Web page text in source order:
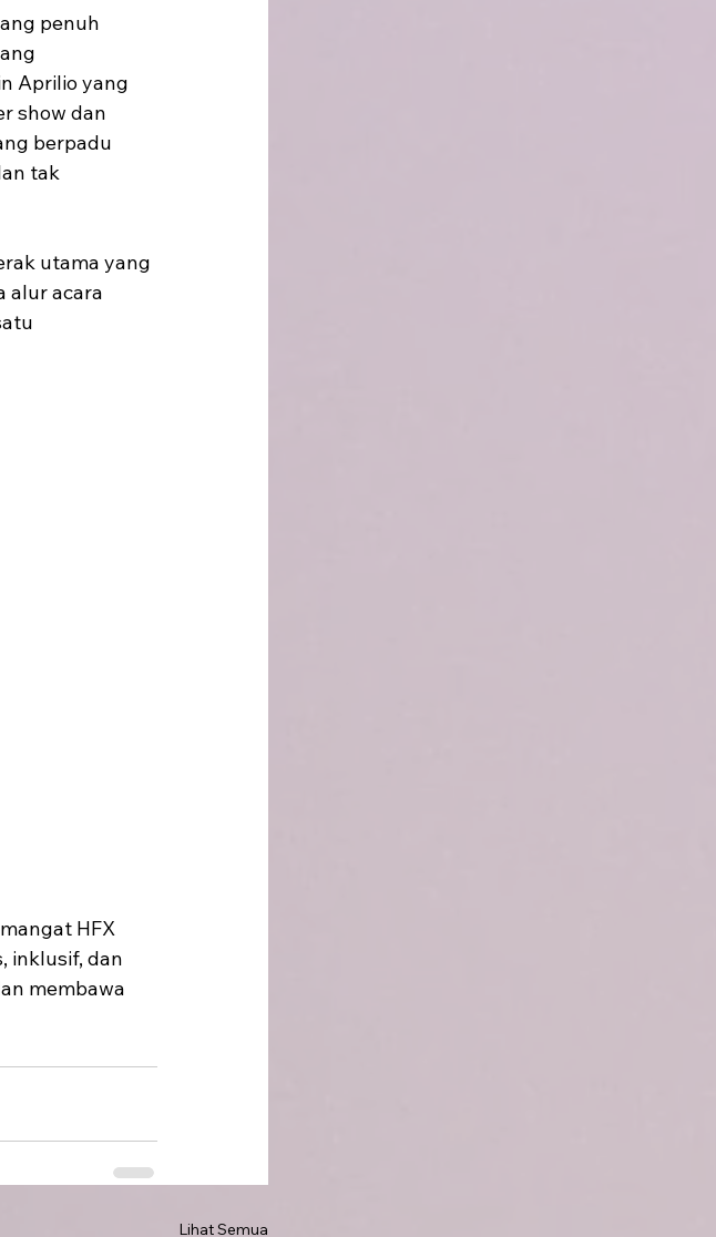
penuh
Aprilio yang
show dan
berpadu
tak
utama yang
alur acara
HFX
inklusif, dan
membawa
Lihat Semua